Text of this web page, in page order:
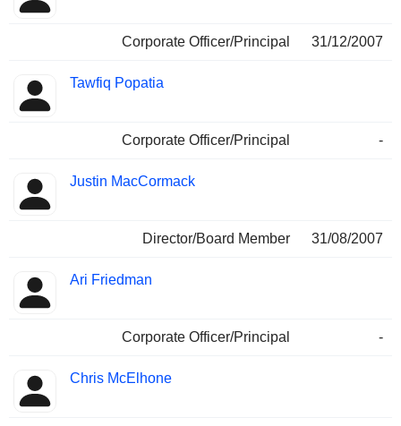
Corporate Officer/Principal 31/12/2007
Tawfiq Popatia
Corporate Officer/Principal -
Justin MacCormack
Director/Board Member 31/08/2007
Ari Friedman
Corporate Officer/Principal -
Chris McElhone